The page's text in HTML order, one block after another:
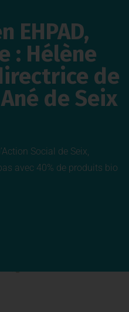
EHPAD,
: Hélène
de
Ané de Seix
Social de Seix,
avec 40% de produits bio